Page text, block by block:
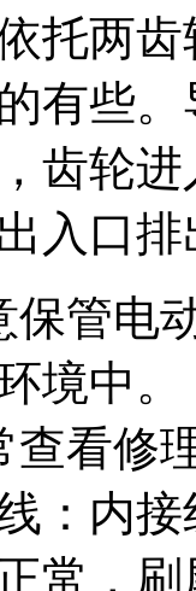
托两
有些
齿轮
入口
保管电
境中。
查看修
：内
常，